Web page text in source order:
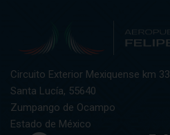
Circuito Exterior Mexiquense km 33
Santa Lucía, 55640
Zumpango de Ocampo
Estado de México